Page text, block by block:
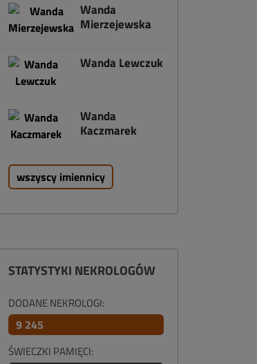
Wanda
Mierzejewska
Wanda Lewczuk
Wanda
Kaczmarek
wszyscy imiennicy
STATYSTYKI NEKROLOGÓW
DODANE NEKROLOGI:
9 245
ŚWIECZKI PAMIĘCI: